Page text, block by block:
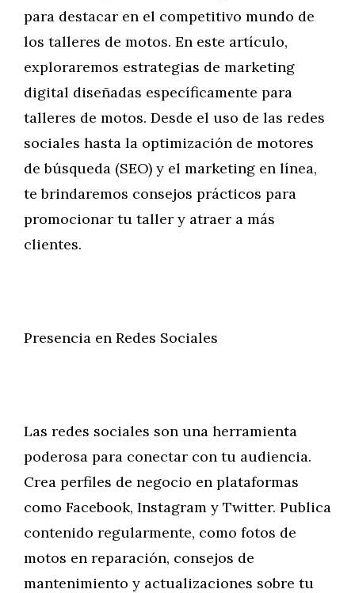
para destacar en el competitivo mundo de
los talleres de motos. En este artículo,
exploraremos estrategias de marketing
digital diseñadas específicamente para
talleres de motos. Desde el uso de las redes
sociales hasta la optimización de motores
de búsqueda (SEO) y el marketing en línea,
te brindaremos consejos prácticos para
promocionar tu taller y atraer a más
clientes.
Presencia en Redes Sociales
Las redes sociales son una herramienta
poderosa para conectar con tu audiencia.
Crea perfiles de negocio en plataformas
como Facebook, Instagram y Twitter. Publica
contenido regularmente, como fotos de
motos en reparación, consejos de
mantenimiento y actualizaciones sobre tu